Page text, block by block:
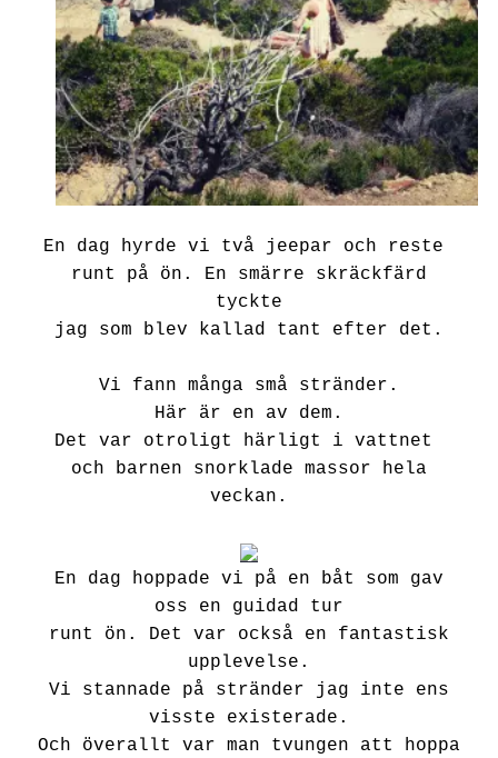
En dag hyrde vi två jeepar och reste
runt på ön. En smärre skräckfärd
tyckte
jag som blev kallad tant efter det.
Vi fann många små stränder.
Här är en av dem.
Det var otroligt härligt i vattnet
och barnen snorklade massor hela
veckan.
En dag hoppade vi på en båt som gav
oss en guidad tur
runt ön. Det var också en fantastisk
upplevelse.
Vi stannade på stränder jag inte ens
visste existerade.
Och överallt var man tvungen att hoppa